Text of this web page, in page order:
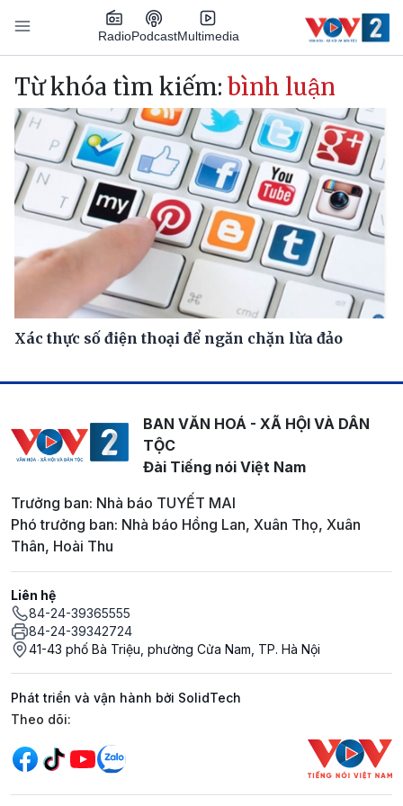
Nhảy đến nội dung
RadioPodcastMultimedia
Main navigation
Từ khóa tìm kiếm: bình luận
Xác thực số điện thoại để ngăn chặn lừa đảo
BAN VĂN HOÁ - XÃ HỘI VÀ DÂN
TỘC
Đài Tiếng nói Việt Nam
Trưởng ban: Nhà báo TUYẾT MAI
Phó trưởng ban: Nhà báo Hồng Lan, Xuân Thọ, Xuân
Thân, Hoài Thu
Liên hệ
84-24-39365555
84-24-39342724
41-43 phố Bà Triệu, phường Cửa Nam, TP. Hà Nội
Phát triển và vận hành bởi SolidTech
Mạng xã hội
Theo dõi: